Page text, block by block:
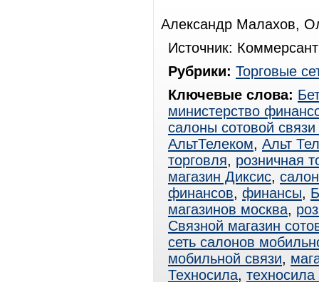
Александр Малахов,
Источник:
Рубрики: Торговые
Ключевые слова:
министерство
салоны сотовой
АльтТелеком, Альт
торговля, розничная
магазин Диксис,
финансов, финансы,
магазинов москва,
Связной магазин
сеть салонов
мобильной связи,
Техносила,